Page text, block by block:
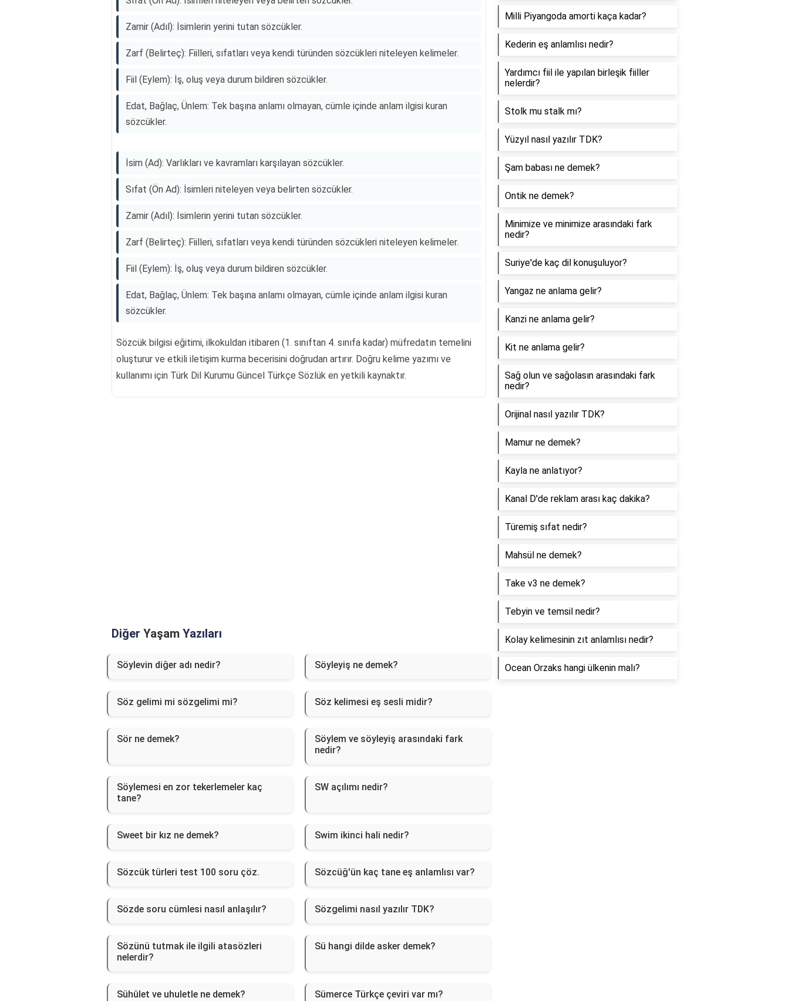
Zamir (Adıl): İsimlerin yerini tutan sözcükler.
Zarf (Belirteç): Fiilleri, sıfatları veya kendi türünden sözcükleri niteleyen kelimeler.
Fiil (Eylem): İş, oluş veya durum bildiren sözcükler.
Edat, Bağlaç, Ünlem: Tek başına anlamı olmayan, cümle içinde anlam ilgisi kuran
sözcükler.
İsim (Ad): Varlıkları ve kavramları karşılayan sözcükler.
Sıfat (Ön Ad): İsimleri niteleyen veya belirten sözcükler.
Zamir (Adıl): İsimlerin yerini tutan sözcükler.
Zarf (Belirteç): Fiilleri, sıfatları veya kendi türünden sözcükleri niteleyen kelimeler.
Fiil (Eylem): İş, oluş veya durum bildiren sözcükler.
Edat, Bağlaç, Ünlem: Tek başına anlamı olmayan, cümle içinde anlam ilgisi kuran
sözcükler.
Sözcük bilgisi eğitimi, ilkokuldan itibaren (1. sınıftan 4. sınıfa kadar) müfredatın temelini
oluşturur ve etkili iletişim kurma becerisini doğrudan artırır. Doğru kelime yazımı ve
kullanımı için Türk Dil Kurumu Güncel Türkçe Sözlük en yetkili kaynaktır.
Diğer Yaşam Yazıları
Söylevin diğer adı nedir? Söyleyiş ne demek?
Söz gelimi mi sözgelimi mi? Söz kelimesi eş sesli midir?
Sör ne demek?
Söylem ve söyleyiş arasındaki fark
nedir?
Söylemesi en zor tekerlemeler kaç
tane?
SW açılımı nedir?
Sweet bir kız ne demek? Swim ikinci hali nedir?
Sözcük türleri test 100 soru çöz. Sözcüğ'ün kaç tane eş anlamlısı var?
Sözde soru cümlesi nasıl anlaşılır? Sözgelimi nasıl yazılır TDK?
Sözünü tutmak ile ilgili atasözleri
nelerdir?
Sü hangi dilde asker demek?
Sühûlet ve uhuletle ne demek? Sümerce Türkçe çeviri var mı?
Milli Piyangoda amorti kaça kadar?
Kederin eş anlamlısı nedir?
Yardımcı fiil ile yapılan birleşik fiiller
nelerdir?
Stolk mu stalk mı?
Yüzyıl nasıl yazılır TDK?
Şam babası ne demek?
Ontik ne demek?
Minimize ve minimize arasındaki fark
nedir?
Suriye'de kaç dil konuşuluyor?
Yangaz ne anlama gelir?
Kanzi ne anlama gelir?
Kit ne anlama gelir?
Sağ olun ve sağolasın arasındaki fark
nedir?
Orijinal nasıl yazılır TDK?
Mamur ne demek?
Kayla ne anlatıyor?
Kanal D'de reklam arası kaç dakika?
Türemiş sıfat nedir?
Mahsül ne demek?
Take v3 ne demek?
Tebyin ve temsil nedir?
Kolay kelimesinin zıt anlamlısı nedir?
Ocean Orzaks hangi ülkenin malı?